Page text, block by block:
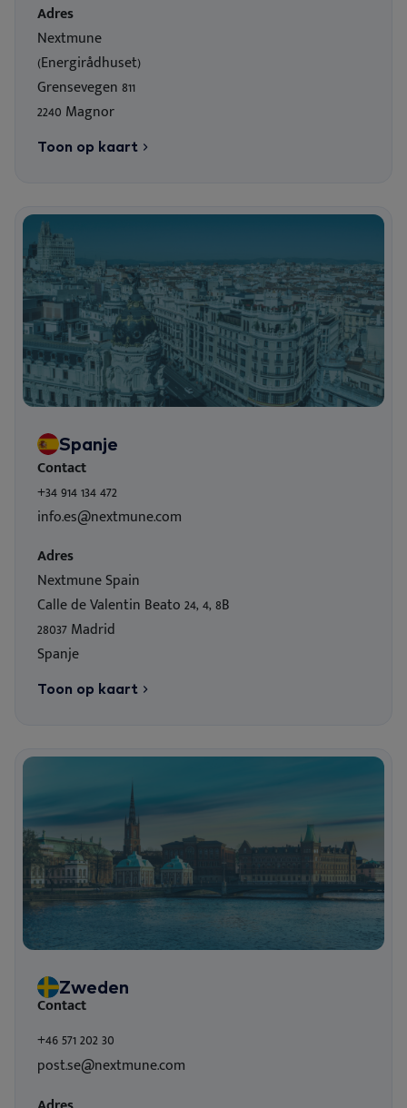
Adres
Nextmune
(Energirådhuset)
Grensevegen 811
2240 Magnor
Toon op kaart
Spanje
Contact
+34 914 134 472
info.es@nextmune.com
Adres
Nextmune Spain
Calle de Valentin Beato 24, 4, 8B
28037 Madrid
Spanje
Toon op kaart
Zweden
Contact
+46 571 202 30
post.se@nextmune.com